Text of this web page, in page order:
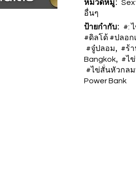
หมวดหมู่:
อื่นๆ
ป้ายกำกับ: #:
#ดิลโด้ #ปลอก
#จู๋ปลอม, #ร้
Bangkok, #ไ
#ไข่สั่นหัวกลม
Power Bank